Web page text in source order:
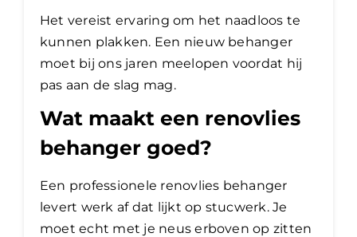
Het vereist ervaring om het naadloos te
kunnen plakken. Een nieuw behanger
moet bij ons jaren meelopen voordat hij
pas aan de slag mag.
Wat maakt een renovlies
behanger goed?
Een professionele renovlies behanger
levert werk af dat lijkt op stucwerk. Je
moet echt met je neus erboven op zitten